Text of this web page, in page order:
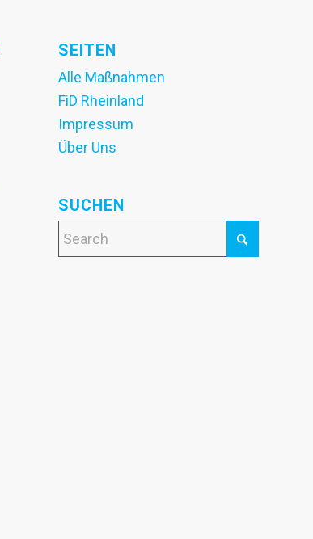
SEITEN
Alle Maßnahmen
FiD Rheinland
Impressum
Über Uns
SUCHEN